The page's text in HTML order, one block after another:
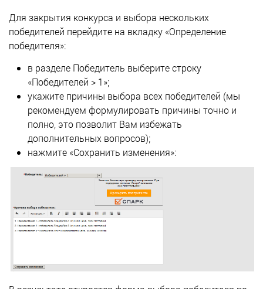
Для закрытия конкурса и выбора нескольких
победителей перейдите на вкладку «Определение
победителя»:
в разделе Победитель выберите строку
«Победителей > 1»;
укажите причины выбора всех победителей (мы
рекомендуем формулировать причины точно и
полно, это позволит Вам избежать
дополнительных вопросов);
нажмите «Сохранить изменения»: